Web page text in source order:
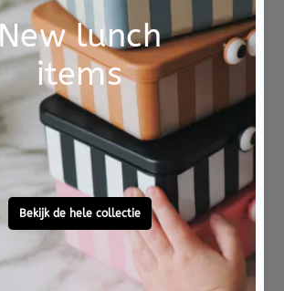
play jar roze werkt op 3 x AAA
zijn niet meegeleverd. Gebruik een
om de batterijen te
de sensory play jar laat je alle
en laat je hem op de kop drogen.
na het drogen uit.
Ordered before 15:00,
tomorrow at home
To ask?
Call 0572 - 700 203
Let's stay in touch